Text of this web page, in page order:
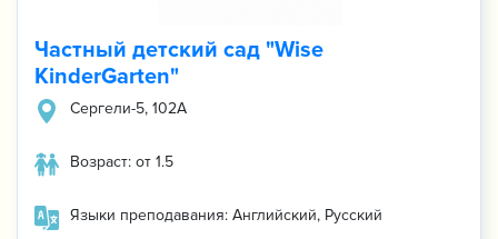
Частный детский сад "Wise
KinderGarten"
Сергели-5, 102А
Возраст: от 1.5
Языки преподавания: Английский, Русский